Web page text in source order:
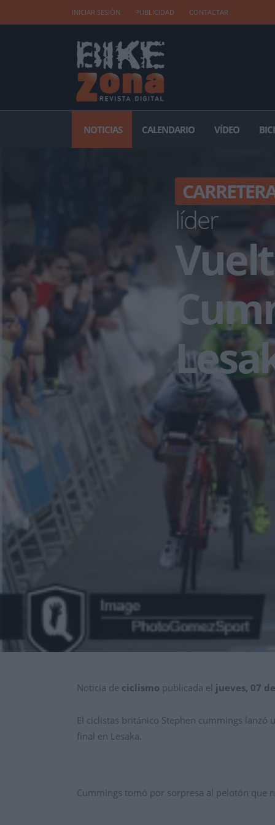
INICIAR SESIÓN PUBLICIDAD CONTACTAR
NOTICIAS CALENDARIO VÍDEO
líder
Noticia de ciclismo publicada el jueves, 07
El ciclistas británico Stephen cummings
final en Lesaka.
Cummings tomó por sorpresa al pelotón que